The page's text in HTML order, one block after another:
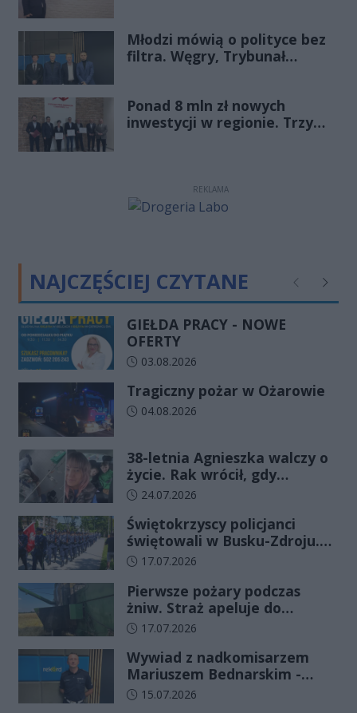
Porannej Rozmowy Radia
Rekord Świętokrzyskie
Młodzi mówią o polityce bez
filtra. Węgry, Trybunał
zmienia zasady gry
Ponad 8 mln zł nowych
inwestycji w regionie. Trzy
REKLAMA
NAJCZĘŚCIEJ CZYTANE Poprzednie
GIEŁDA PRACY - NOWE
OFERTY
Data dodania artykułu:
03.08.2026
Tragiczny pożar w Ożarowie
Data dodania artykułu:
04.08.2026
38-letnia Agnieszka walczy o
życie. Rak wrócił, gdy
wydawało się, że najgorsze
Data dodania artykułu:
24.07.2026
Świętokrzyscy policjanci
świętowali w Busku-Zdroju.
Czterdziestu nowych
ślubowanie
Data dodania artykułu:
17.07.2026
Pierwsze pożary podczas
żniw. Straż apeluje do
rolników o ostrożność
Data dodania artykułu:
17.07.2026
Wywiad z nadkomisarzem
Mariuszem Bednarskim -
Wydział Ruchu Drogowego
Data dodania artykułu:
15.07.2026